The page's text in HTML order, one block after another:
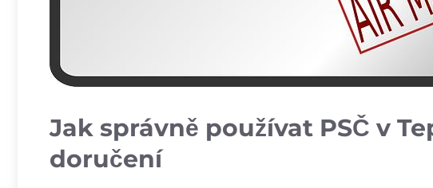
Jak správně používat PSČ v
doručení